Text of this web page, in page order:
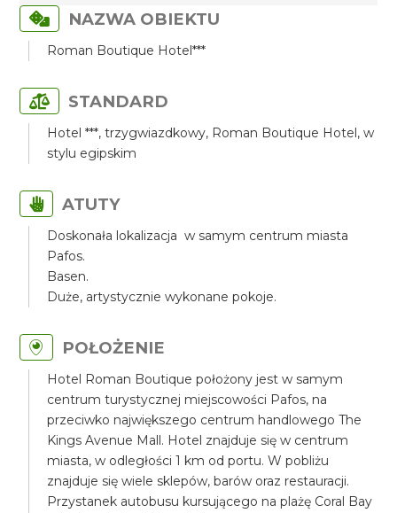
NAZWA OBIEKTU
Roman Boutique Hotel***
STANDARD
Hotel ***, trzygwiazdkowy, Roman Boutique Hotel, w
stylu egipskim
ATUTY
Doskonała lokalizacja w samym centrum miasta
Pafos.
Basen.
Duże, artystycznie wykonane pokoje.
POŁOŻENIE
Hotel Roman Boutique położony jest w samym
centrum turystycznej miejscowości Pafos, na
przeciwko największego centrum handlowego The
Kings Avenue Mall. Hotel znajduje się w centrum
miasta, w odległości 1 km od portu. W pobliżu
znajduje się wiele sklepów, barów oraz restauracji.
Przystanek autobusu kursującego na plażę Coral Bay